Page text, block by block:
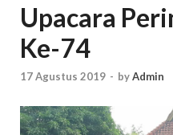
Upacara
Ke-74
17 Agustus 2019 - byAdmin